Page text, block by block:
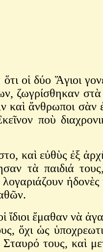
οἱ δύο Ἅγιοι
ζωγρίσθηκαν
ἄνθρωποι σὰν
ποὺ
καὶ εὐθὺς ἐξ
τὰ παιδιά
ἠδονὲς
ἔμαθαν νὰ
ὄχι ὡς
τους, καὶ